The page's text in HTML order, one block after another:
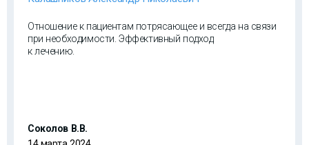
Отношение к пациентам потрясающее и всегда на связи
при необходимости. Эффективный подход
к лечению.
Соколов В.В.